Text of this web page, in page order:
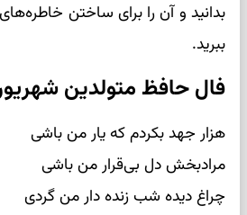
بدانید و آن را برای ساختن
ببرید.
فال حافظ متولدین
هزار جهد بکردم که یار من باشی
مرادبخش دل بی‌قرار من باشی
چراغ دیده شب زنده دار من گردی